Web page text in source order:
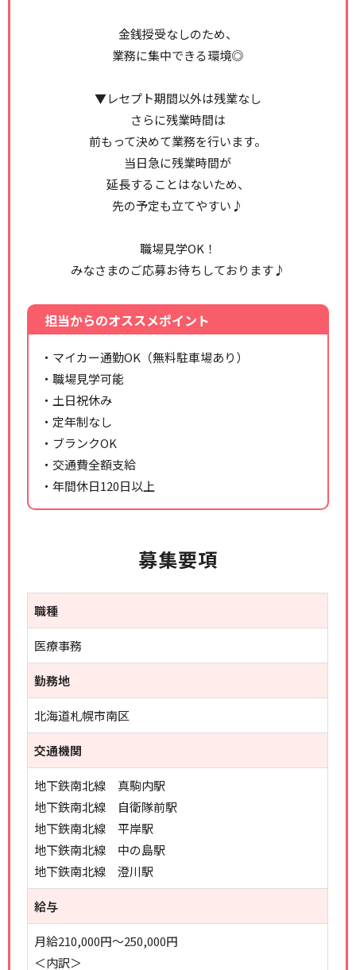
金銭授受なしのため、
業務に集中できる環境◎
▼レセプト期間以外は残業なし
さらに残業時間は
前もって決めて業務を行います。
当日急に残業時間が
延長することはないため、
先の予定も立てやすい♪
職場見学OK！
みなさまのご応募お待ちしております♪
担当からのオススメポイント
・マイカー通勤OK（無料駐車場あり）
・職場見学可能
・土日祝休み
・定年制なし
・ブランクOK
・交通費全額支給
・年間休日120日以上
募集要項
職種
医療事務
勤務地
北海道札幌市南区
交通機関
地下鉄南北線 真駒内駅
地下鉄南北線 自衛隊前駅
地下鉄南北線 平岸駅
地下鉄南北線 中の島駅
地下鉄南北線 澄川駅
給与
月給210,000円～250,000円
＜内訳＞